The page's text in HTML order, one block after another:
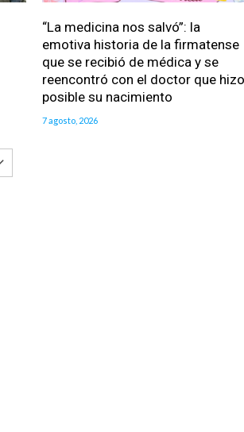
“La medicina nos salvó”: la
emotiva historia de la firmatense
que se recibió de médica y se
reencontró con el doctor que hizo
posible su nacimiento
7 agosto, 2026